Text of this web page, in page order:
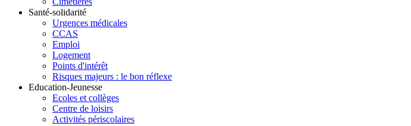
Santé-solidarité
Urgences médicales
CCAS
Emploi
Logement
Points d'intérêt
Risques majeurs : le bon réflexe
Education-Jeunesse
Ecoles et collèges
Centre de loisirs
Activités périscolaires